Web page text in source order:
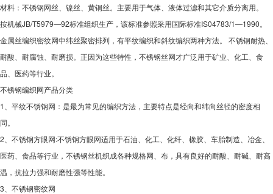
材料：不锈钢网丝、镍丝、黄铜丝。主要用于气体、液体过滤和其它介质分离用。
按机械JB/T5979—92标准组织生产，该标准参照采用国际标准IS04783/1—1990。
金属丝编织密纹网中纬丝聚密排列，有平纹编织和斜纹编织两种方法。 不锈钢耐热、
耐酸、耐腐蚀、耐磨损。正因为这些特性，不锈钢丝网才广泛用于矿业、化工、食
品、医药等行业。
不锈钢编织网产品分类
1、平纹不锈钢网：是最为常见的编织方法，主要特点是经向和纬向丝径的密度相
同。
2、不锈钢方眼网:不锈钢方眼网适用于石油、化工、化纤、橡胶、车胎制造、冶金、
医药、食品等行业，不锈钢丝机织成各种规格网、布，具有良好的耐酸、耐碱、耐高
温，抗拉力强和耐磨性强等性能。
3、不锈钢密纹网